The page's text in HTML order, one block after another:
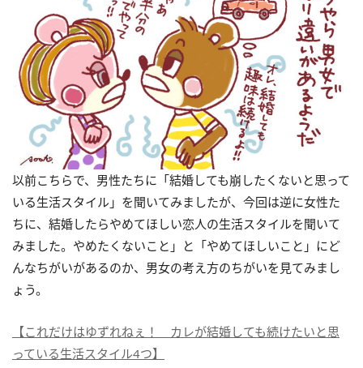
以前こちらで、男性たちに「結婚しても崩したくないと思って
いる生活スタイル」を聞いてみましたが、今回は逆に女性た
ちに、結婚したらやめてほしい恋人の生活スタイルを聞いて
みました。やめたくないこと」と「やめてほしいこと」にど
んなちがいがあるのか、男女の考え方のちがいを見てみまし
ょう。
【これだけはゆずれねぇ！ カレが結婚しても続けたいと思
っている生活スタイル4つ】